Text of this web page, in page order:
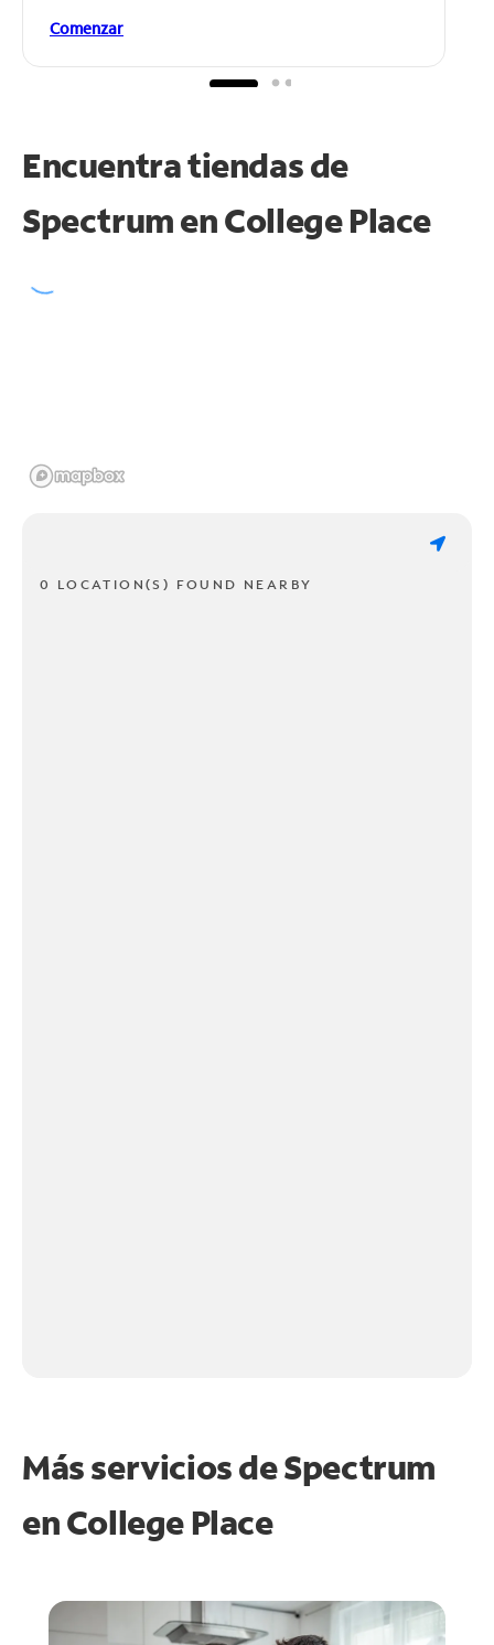
Comenzar
Encuentra tiendas de
Spectrum enCollege Place
0 LOCATION(S) FOUND NEARBY
Más servicios de Spectrum
enCollege Place